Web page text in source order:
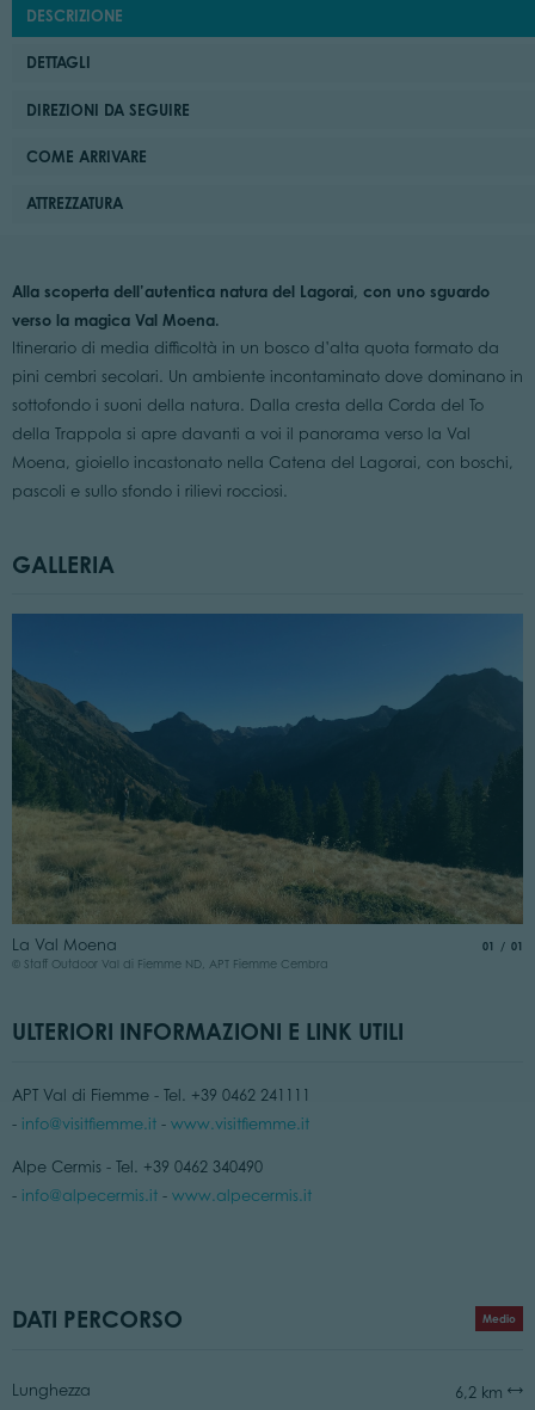
DESCRIZIONE
DETTAGLI
DIREZIONI DA SEGUIRE
COME ARRIVARE
ATTREZZATURA
Alla scoperta dell’autentica natura del Lagorai, con uno sguardo
verso la magica Val Moena.
Itinerario di media difficoltà in un bosco d’alta quota formato da
pini cembri secolari. Un ambiente incontaminato dove dominano in
sottofondo i suoni della natura. Dalla cresta della Corda del To
della Trappola si apre davanti a voi il panorama verso la Val
Moena, gioiello incastonato nella Catena del Lagorai, con boschi,
pascoli e sullo sfondo i rilievi rocciosi.
GALLERIA
La Val Moena
© Staff Outdoor Val di Fiemme ND, APT Fiemme Cembra
01 di
01
ULTERIORI INFORMAZIONI E LINK UTILI
APT Val di Fiemme - Tel. +39 0462 241111
- info@visitfiemme.it- www.visitfiemme.it
Alpe Cermis - Tel. +39 0462 340490
- info@alpecermis.it- www.alpecermis.it
DATI PERCORSO Medio
Lunghezza 6,2 km